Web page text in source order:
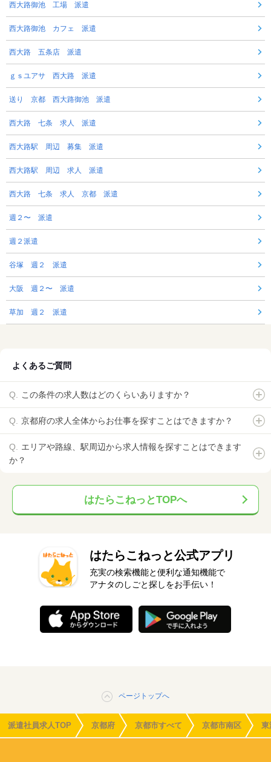
西大路御池 工場 派遣
西大路御池 カフェ 派遣
西大路 五条店 派遣
ｇｓユアサ 西大路 派遣
送り 京都 西大路御池 派遣
西大路 七条 求人 派遣
西大路駅 周辺 募集 派遣
西大路駅 周辺 求人 派遣
西大路 七条 求人 京都 派遣
週２〜 派遣
週２派遣
谷塚 週２ 派遣
大阪 週２〜 派遣
草加 週２ 派遣
よくあるご質問
この条件の求人数はどのくらいありますか？
京都府の求人全体からお仕事を探すことはできますか？
エリアや路線、駅周辺から求人情報を探すことはできます
か？
はたらこねっとTOPへ
はたらこねっと公式アプリ
充実の検索機能と便利な通知機能で
アナタのしごと探しをお手伝い！
ページトップへ
派遣社員求人TOP 京都府 京都市すべて 京都市南区 東